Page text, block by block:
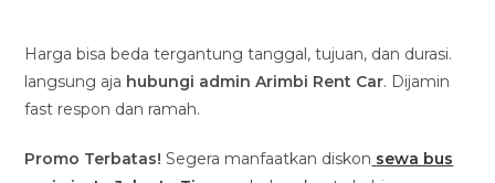
Harga bisa beda tergantung tanggal, tujuan, dan durasi.
langsung aja hubungi admin Arimbi Rent Car. Dijamin
fast respon dan ramah.
Promo Terbatas! Segera manfaatkan diskon sewa bus